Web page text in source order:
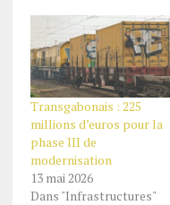
Transgabonais : 225
millions d’euros pour la
phase III de
modernisation
13 mai 2026
Dans "Infrastructures"